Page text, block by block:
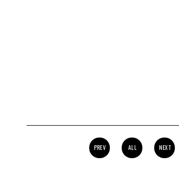
PREV ALL NEXT